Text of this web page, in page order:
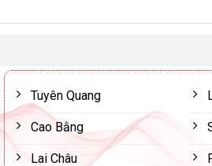
Tuyên Quang
Cao Bằng
Lai Châu